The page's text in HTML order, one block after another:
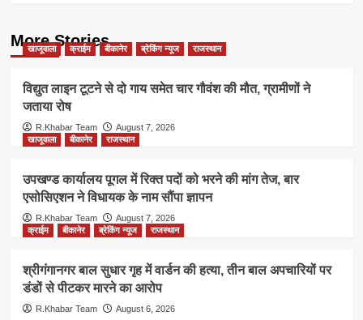
More Stories
खाजूवाला क्राईम बीकानेर ब्रेकिंग न्यूज राजस्थान
विद्युत लाइन टूटने से दो गाय समेत चार गौवंश की मौत, ग्रामीणों ने
जताया रोष
R.Khabar Team
August 7, 2026
खाजूवाला
बीकानेर राजस्थान
उपखण्ड कार्यालय पूगल में रिक्त पदों को भरने की मांग तेज, बार
एसोसिएशन ने विधायक के नाम सौंपा ज्ञापन
R.Khabar Team
August 7, 2026
क्राईम
बीकानेर ब्रेकिंग न्यूज राजस्थान
श्रीगंगानगर बाल सुधार गृह में वार्डन की हत्या, तीन बाल अपचारियों पर
डंडों से पीटकर मारने का आरोप
R.Khabar Team August 6, 2026